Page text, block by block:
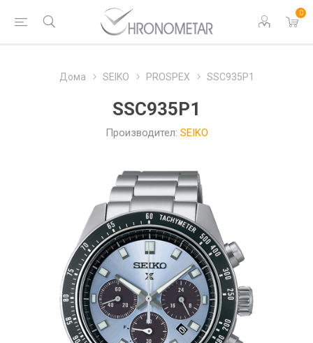
0
Дома SEIKO PROSPEX SSC935P1
SSC935P1
Производител: SEIKO